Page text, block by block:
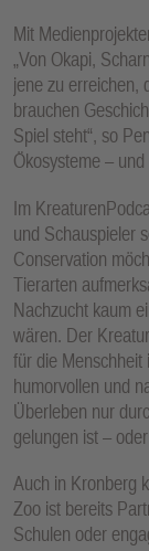
Mit
„Von Okapi,
jene zu erreichen,
brauchen
Spiel steht“, so
Ökosysteme –
Im
und Schauspieler
Conservation
Tierarten
Nachzucht kaum
wären. Der
für die Menschheit
humorvollen und
Überleben nur
gelungen ist –
Auch in Kronberg
Zoo ist bereits
Schulen oder